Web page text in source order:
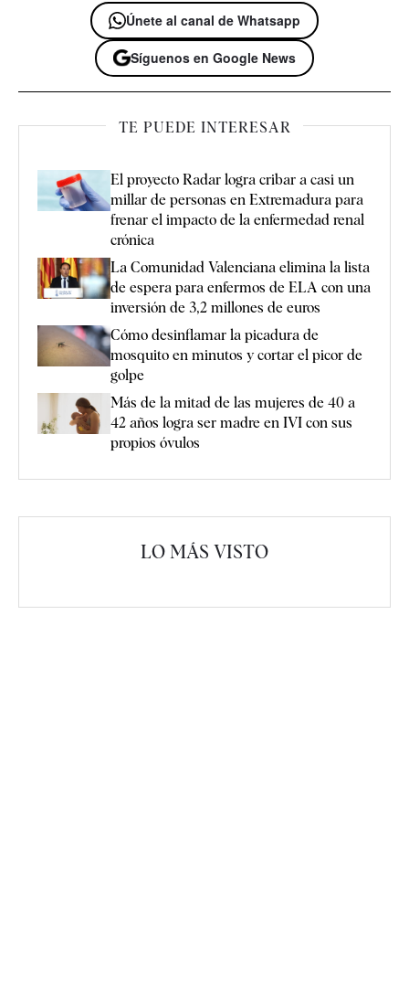
Únete al canal de Whatsapp
Síguenos en Google News
TE PUEDE INTERESAR
El proyecto Radar logra cribar a casi un
millar de personas en Extremadura para
frenar el impacto de la enfermedad renal
crónica
La Comunidad Valenciana elimina la lista
de espera para enfermos de ELA con una
inversión de 3,2 millones de euros
Cómo desinflamar la picadura de
mosquito en minutos y cortar el picor de
golpe
Más de la mitad de las mujeres de 40 a
42 años logra ser madre en IVI con sus
propios óvulos
LO MÁS VISTO